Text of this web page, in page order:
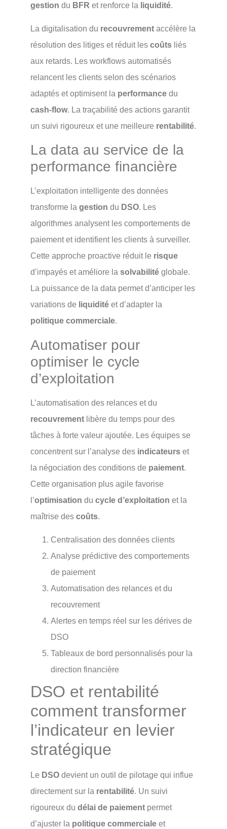
gestion du BFR et renforce la liquidité.
La digitalisation du recouvrement accélère la
résolution des litiges et réduit les coûts liés
aux retards. Les workflows automatisés
relancent les clients selon des scénarios
adaptés et optimisent la performance du
cash-flow. La traçabilité des actions garantit
un suivi rigoureux et une meilleure rentabilité.
La data au service de la
performance financière
L’exploitation intelligente des données
transforme la gestion du DSO. Les
algorithmes analysent les comportements de
paiement et identifient les clients à surveiller.
Cette approche proactive réduit le risque
d’impayés et améliore la solvabilité globale.
La puissance de la data permet d’anticiper les
variations de liquidité et d’adapter la
politique commerciale.
Automatiser pour
optimiser le cycle
d’exploitation
L’automatisation des relances et du
recouvrement libère du temps pour des
tâches à forte valeur ajoutée. Les équipes se
concentrent sur l’analyse des indicateurs et
la négociation des conditions de paiement.
Cette organisation plus agile favorise
l’optimisation du cycle d’exploitation et la
maîtrise des coûts.
Centralisation des données clients
Analyse prédictive des comportements
de paiement
Automatisation des relances et du
recouvrement
Alertes en temps réel sur les dérives de
DSO
Tableaux de bord personnalisés pour la
direction financière
DSO et rentabilité
comment transformer
l’indicateur en levier
stratégique
Le DSO devient un outil de pilotage qui influe
directement sur la rentabilité. Un suivi
rigoureux du délai de paiement permet
d’ajuster la politique commerciale et